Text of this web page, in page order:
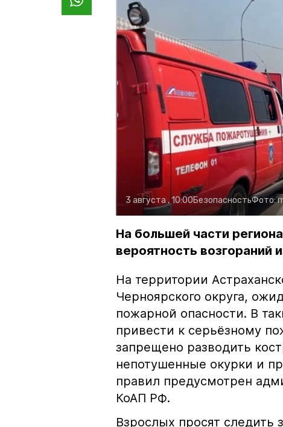
3 августа , 10:00БезопасностьФото:
На большей части
вероятность возгораний
На территории
Черноярского округа,
пожарной опасности. В
привести к серьёзному
запрещено разводить
непотушенные окурки и
правил предусмотрен
КоАП РФ.
Взрослых просят следить